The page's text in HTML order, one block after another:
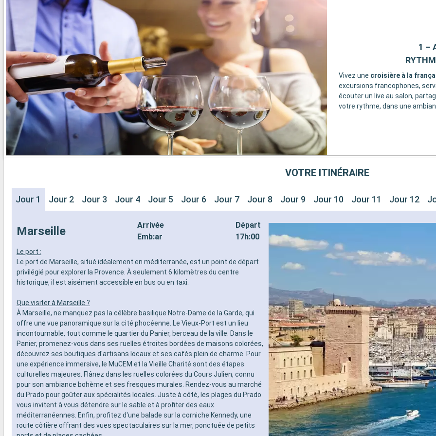
1 –
Vivez une croisière à la
excursions francophones,
écouter un live au salon,
votre rythme, dans une
VOTRE ITINÉRAIRE
Jour 1 Jour 2 Jour 3 Jour 4 Jour 5 Jour 6 Jour 7 Jour 8 Jour 9 Jour 10 Jour 11 Jour 12
Marseille
Arrivée
Emb:ar
Départ
17h:00
Le port :
Le port de Marseille, situé idéalement en méditerranée, est un point de départ
privilégié pour explorer la Provence. À seulement 6 kilomètres du centre
historique, il est aisément accessible en bus ou en taxi.
Que visiter à Marseille ?
À Marseille, ne manquez pas la célèbre basilique Notre-Dame de la Garde, qui
offre une vue panoramique sur la cité phocéenne. Le Vieux-Port est un lieu
incontournable, tout comme le quartier du Panier, berceau de la ville. Dans le
Panier, promenez-vous dans ses ruelles étroites bordées de maisons colorées,
découvrez ses boutiques d'artisans locaux et ses cafés plein de charme. Pour
une expérience immersive, le MuCEM et la Vieille Charité sont des étapes
culturelles majeures. Flânez dans les ruelles colorées du Cours Julien, connu
pour son ambiance bohème et ses fresques murales. Rendez-vous au marché
du Prado pour goûter aux spécialités locales. Juste à côté, les plages du Prado
vous invitent à vous détendre sur le sable et à profiter des eaux
méditerranéennes. Enfin, profitez d'une balade sur la corniche Kennedy, une
route côtière offrant des vues spectaculaires sur la mer, ponctuée de petits